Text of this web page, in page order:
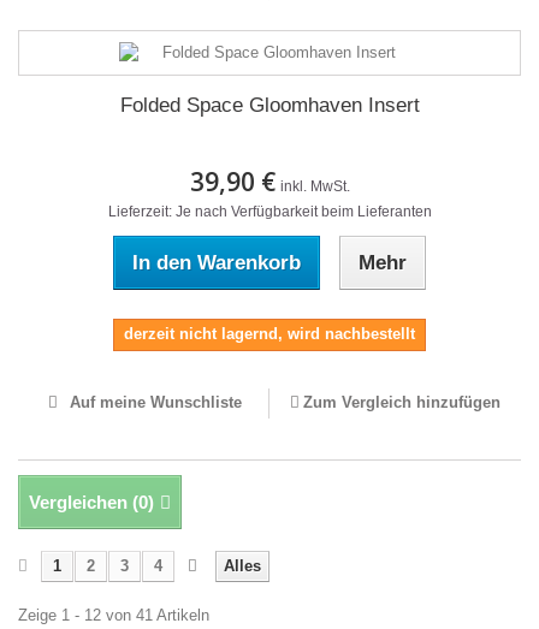
Folded Space Gloomhaven Insert
39,90 € inkl. MwSt.
Lieferzeit: Je nach Verfügbarkeit beim Lieferanten
In den Warenkorb Mehr
derzeit nicht lagernd, wird nachbestellt
Auf meine Wunschliste Zum Vergleich hinzufügen
Vergleichen (0)
Alles
1 2 3 4
Zeige 1 - 12 von 41 Artikeln